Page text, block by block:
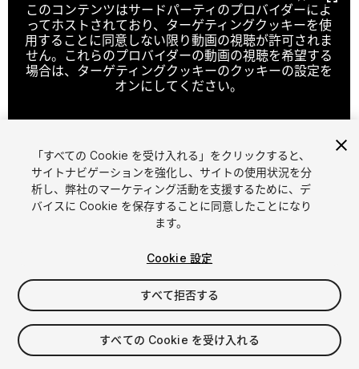
このコンテンツはサードパーティのプロバイダーによ
ってホストされており、ターゲティングクッキーを使
用することに同意しない限り動画の視聴が許可されま
せん。これらのプロバイダーの動画の視聴を希望する
場合は、ターゲティングクッキーのクッキーの設定を
オンにしてください。
クッキーの設定
1/8
$20
「すべての Cookie を受け入れる」をクリックすると、
サイトナビゲーションを強化し、サイトの使用状況を分
析し、弊社のマーケティング活動を支援するために、デ
バイスに Cookie を保存することに同意したことになり
ます。
Cookie 設定
すべて拒否する
すべての Cookie を受け入れる